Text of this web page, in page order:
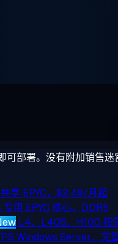
部署。没有附加销售迷
共享 EPYC，$2.48/月起
专用 EPYC 核心，DDR5
L4、L40S、H100 按
Windows Server，完